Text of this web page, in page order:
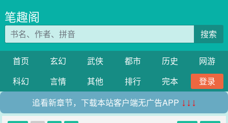
笔趣阁
搜索
首页 玄幻 武侠 都市 历史
网游
科幻
言情 其他 排行 完本
登录
追看新章节，下载本站客户端无广告APP ↓↓↓